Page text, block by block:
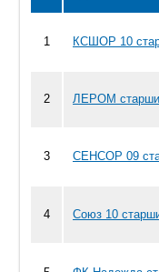
1 КСШОР 10
2 ЛЕРОМ
3 СЕНСОР 09
4 Союз 10